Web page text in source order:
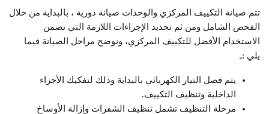
تتم صيانة التكييف المركزي والوحدات صيانة دورية ، بالبداية من خلال
الفحص الشامل ومن ثم تحديد الإجراءات اللازمة التي تضمن
الاستخدام الأفضل للتكييف المركزي، ونوضح مراحل الصيانة فيما
يلي :ـ
يتم فصل التيار الكهربائي بالبداية وذلك لتفكيك الأجزاء
الداخلية وتنظيف التكييف.
مرحلة التنظيف تشمل تنظيف الشفرات وإزالة الأوساخ